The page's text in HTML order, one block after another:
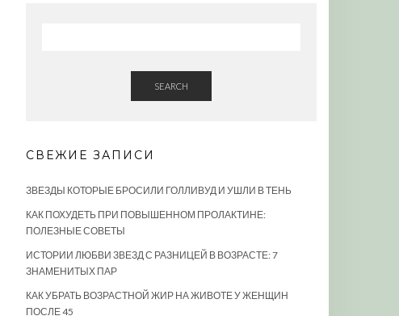
SEARCH
СВЕЖИЕ ЗАПИСИ
ЗВЕЗДЫ КОТОРЫЕ БРОСИЛИ ГОЛЛИВУД И УШЛИ В ТЕНЬ
КАК ПОХУДЕТЬ ПРИ ПОВЫШЕННОМ ПРОЛАКТИНЕ:
ПОЛЕЗНЫЕ СОВЕТЫ
ИСТОРИИ ЛЮБВИ ЗВЕЗД С РАЗНИЦЕЙ В ВОЗРАСТЕ: 7
ЗНАМЕНИТЫХ ПАР
КАК УБРАТЬ ВОЗРАСТНОЙ ЖИР НА ЖИВОТЕ У ЖЕНЩИН
ПОСЛЕ 45